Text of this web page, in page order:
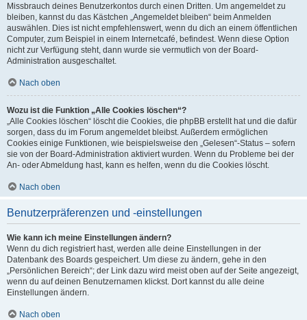
Missbrauch deines Benutzerkontos durch einen Dritten. Um angemeldet zu
bleiben, kannst du das Kästchen „Angemeldet bleiben“ beim Anmelden
auswählen. Dies ist nicht empfehlenswert, wenn du dich an einem öffentlichen
Computer, zum Beispiel in einem Internetcafé, befindest. Wenn diese Option
nicht zur Verfügung steht, dann wurde sie vermutlich von der Board-
Administration ausgeschaltet.
Nach oben
Wozu ist die Funktion „Alle Cookies löschen“?
„Alle Cookies löschen“ löscht die Cookies, die phpBB erstellt hat und die dafür
sorgen, dass du im Forum angemeldet bleibst. Außerdem ermöglichen
Cookies einige Funktionen, wie beispielsweise den „Gelesen“-Status – sofern
sie von der Board-Administration aktiviert wurden. Wenn du Probleme bei der
An- oder Abmeldung hast, kann es helfen, wenn du die Cookies löscht.
Nach oben
Benutzerpräferenzen und -einstellungen
Wie kann ich meine Einstellungen ändern?
Wenn du dich registriert hast, werden alle deine Einstellungen in der
Datenbank des Boards gespeichert. Um diese zu ändern, gehe in den
„Persönlichen Bereich“; der Link dazu wird meist oben auf der Seite angezeigt,
wenn du auf deinen Benutzernamen klickst. Dort kannst du alle deine
Einstellungen ändern.
Nach oben